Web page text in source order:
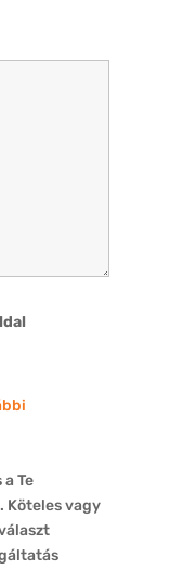
Te
Köteles vagy